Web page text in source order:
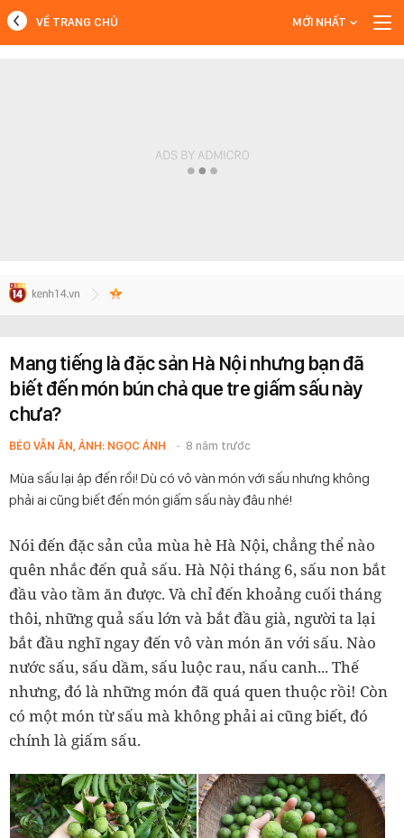
VỀ TRANG CHỦ MỚI NHẤT
Mang tiếng là đặc sản Hà Nội nhưng bạn đã
biết đến món bún chả que tre giấm sấu này
chưa?
BÉO VẪN ĂN, ẢNH: NGỌC ÁNH 8 năm trước
Mùa sấu lại ập đến rồi! Dù có vô vàn món với sấu nhưng không
phải ai cũng biết đến món giấm sấu này đâu nhé!
Nói đến đặc sản của mùa hè Hà Nội, chẳng thể nào
quên nhắc đến quả sấu. Hà Nội tháng 6, sấu non bắt
đầu vào tầm ăn được. Và chỉ đến khoảng cuối tháng
thôi, những quả sấu lớn và bắt đầu già, người ta lại
bắt đầu nghĩ ngay đến vô vàn món ăn với sấu. Nào
nước sấu, sấu dầm, sấu luộc rau, nấu canh... Thế
nhưng, đó là những món đã quá quen thuộc rồi! Còn
có một món từ sấu mà không phải ai cũng biết, đó
chính là giấm sấu.